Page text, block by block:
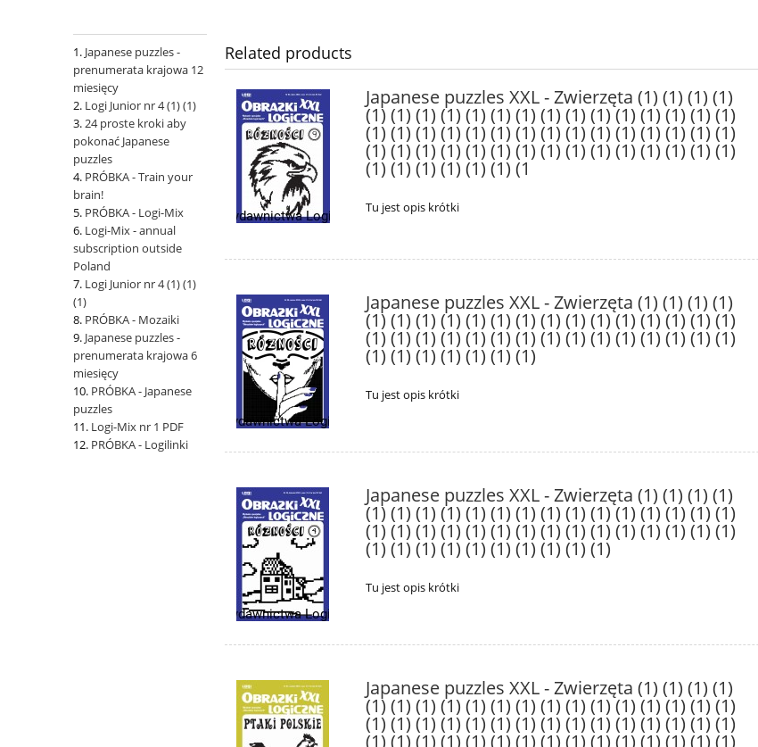
Japanese puzzles -
prenumerata krajowa 12
miesięcy
Logi Junior nr 4 (1) (1)
24 proste kroki aby
pokonać Japanese
puzzles
PRÓBKA - Train your
brain!
PRÓBKA - Logi-Mix
Logi-Mix - annual
subscription outside
Poland
Logi Junior nr 4 (1) (1)
(1)
PRÓBKA - Mozaiki
Japanese puzzles -
prenumerata krajowa 6
miesięcy
PRÓBKA - Japanese
puzzles
Logi-Mix nr 1 PDF
PRÓBKA - Logilinki
Related products
Japanese puzzles XXL - Zwierzęta (1) (1) (1) (1)
(1) (1) (1) (1) (1) (1) (1) (1) (1) (1) (1) (1) (1) (1) (1)
(1) (1) (1) (1) (1) (1) (1) (1) (1) (1) (1) (1) (1) (1) (1)
(1) (1) (1) (1) (1) (1) (1) (1) (1) (1) (1) (1) (1) (1) (1)
(1) (1) (1) (1) (1) (1) (1
Tu jest opis krótki
Japanese puzzles XXL - Zwierzęta (1) (1) (1) (1)
(1) (1) (1) (1) (1) (1) (1) (1) (1) (1) (1) (1) (1) (1) (1)
(1) (1) (1) (1) (1) (1) (1) (1) (1) (1) (1) (1) (1) (1) (1)
(1) (1) (1) (1) (1) (1) (1)
Tu jest opis krótki
Japanese puzzles XXL - Zwierzęta (1) (1) (1) (1)
(1) (1) (1) (1) (1) (1) (1) (1) (1) (1) (1) (1) (1) (1) (1)
(1) (1) (1) (1) (1) (1) (1) (1) (1) (1) (1) (1) (1) (1) (1)
(1) (1) (1) (1) (1) (1) (1) (1) (1) (1)
Tu jest opis krótki
Japanese puzzles XXL - Zwierzęta (1) (1) (1) (1)
(1) (1) (1) (1) (1) (1) (1) (1) (1) (1) (1) (1) (1) (1) (1)
(1) (1) (1) (1) (1) (1) (1) (1) (1) (1) (1) (1) (1) (1) (1)
(1) (1) (1) (1) (1) (1) (1) (1) (1) (1) (1) (1) (1) (1) (1)